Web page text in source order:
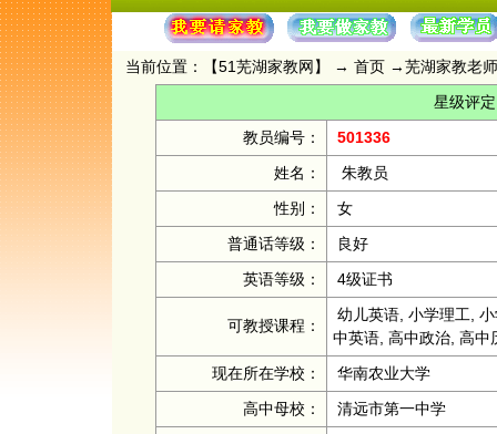
当前位置：【51芜湖家教网】 → 首页 →芜湖家教老师
星级评定
教员编号：
501336
姓名：
朱教员
性别：
女
普通话等级：
良好
英语等级：
4级证书
可教授课程：
幼儿英语, 小学理工,
中英语, 高中政治, 高中
现在所在学校：
华南农业大学
高中母校：
清远市第一中学